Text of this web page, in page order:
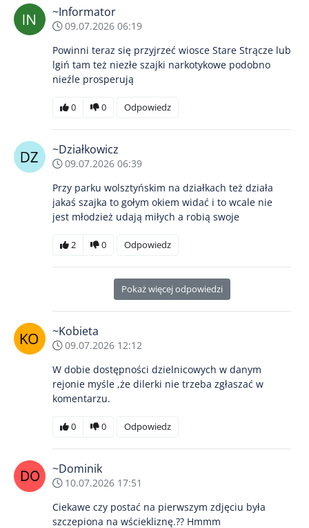
~Informator
09.07.2026 06:19
Powinni teraz się przyjrzeć wiosce Stare Strącze lub
lgiń tam też niezłe szajki narkotykowe podobno
nieźle prosperują
0 0 Odpowiedz
~Działkowicz
09.07.2026 06:39
Przy parku wolsztyńskim na działkach też działa
jakaś szajka to gołym okiem widać i to wcale nie
jest młodzież udają miłych a robią swoje
2 0 Odpowiedz
Pokaż więcej odpowiedzi
~Kobieta
09.07.2026 12:12
W dobie dostępności dzielnicowych w danym
rejonie myśle ,że dilerki nie trzeba zgłaszać w
komentarzu.
0 0 Odpowiedz
~Dominik
10.07.2026 17:51
Ciekawe czy postać na pierwszym zdjęciu była
szczepiona na wściekliznę.?? Hmmm